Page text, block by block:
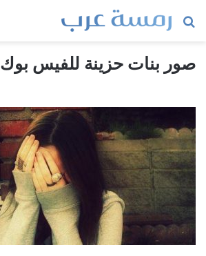
بحث
صور بنات حزينة للفيس بوك147